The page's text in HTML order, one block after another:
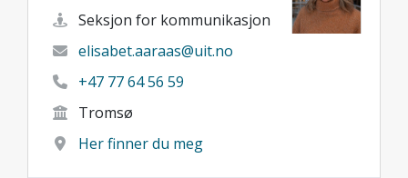
Seksjon for kommunikasjon
elisabet.aaraas@uit.no
+47 77 64 56 59
Tromsø
Her finner du meg